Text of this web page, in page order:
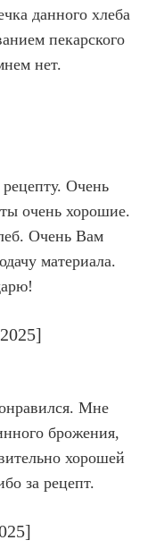
данного хлеба
пекарского
нет.
Очень
очень хорошие.
Очень Вам
материала.
Мне
брожения,
хорошей
за рецепт.